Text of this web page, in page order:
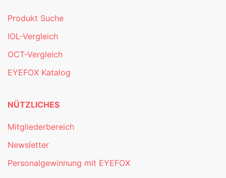
Produkt Suche
IOL-Vergleich
OCT-Vergleich
EYEFOX Katalog
NÜTZLICHES
Mitgliederbereich
Newsletter
Personalgewinnung mit EYEFOX